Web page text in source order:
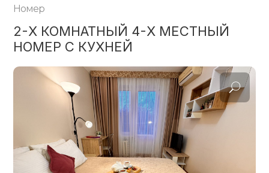
Номер
2-Х КОМНАТНЫЙ 4-Х МЕСТНЫЙ
НОМЕР С КУХНЕЙ